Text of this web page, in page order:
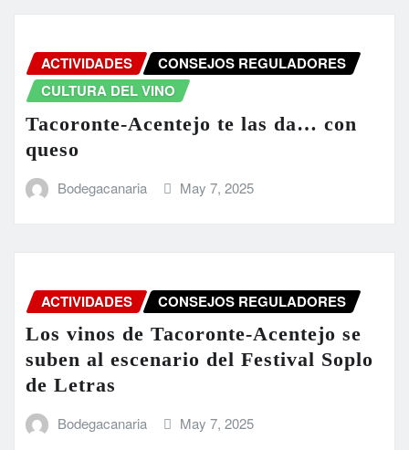
ACTIVIDADES
CONSEJOS REGULADORES
CULTURA DEL VINO
Tacoronte-Acentejo te las da… con
queso
Bodegacanaria May 7, 2025
ACTIVIDADES CONSEJOS REGULADORES
Los vinos de Tacoronte-Acentejo se
suben al escenario del Festival Soplo
de Letras
Bodegacanaria May 7, 2025